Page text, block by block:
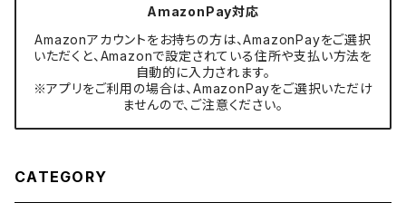
AmazonPay対応
Amazonアカウントをお持ちの方は、AmazonPayをご選択
いただくと、Amazonで設定されている住所や支払い方法を
自動的に入力されます。
※アプリをご利用の場合は、AmazonPayをご選択いただけ
ませんので、ご注意ください。
CATEGORY